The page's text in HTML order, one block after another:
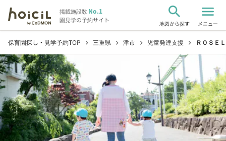
掲載施設数No.1
園見学の予約サイト
search
地図から探す
menu
メニュー
保育園探し・見学予約TOP chevron_right 三重県 chevron_right 津市 chevron_right 児童発達支援 chevron_right ＲＯＳＥ